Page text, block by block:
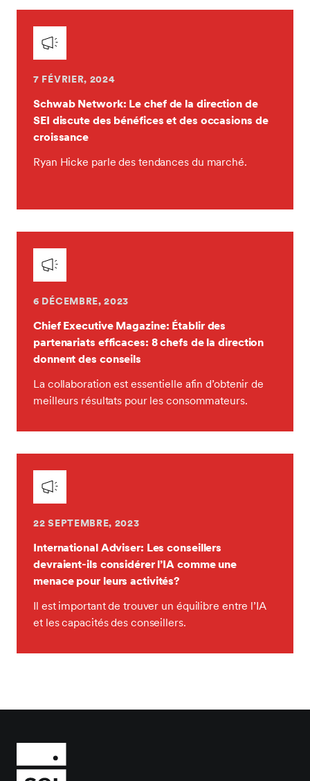
7 FÉVRIER, 2024
Schwab Network: Le chef de la direction de
SEI discute des bénéfices et des occasions de
croissance
Ryan Hicke parle des tendances du marché.
6 DÉCEMBRE, 2023
Chief Executive Magazine: Établir des
partenariats efficaces: 8 chefs de la direction
donnent des conseils
La collaboration est essentielle afin d’obtenir de
meilleurs résultats pour les consommateurs.
22 SEPTEMBRE, 2023
International Adviser: Les conseillers
devraient-ils considérer l’IA comme une
menace pour leurs activités?
Il est important de trouver un équilibre entre l’IA
et les capacités des conseillers.